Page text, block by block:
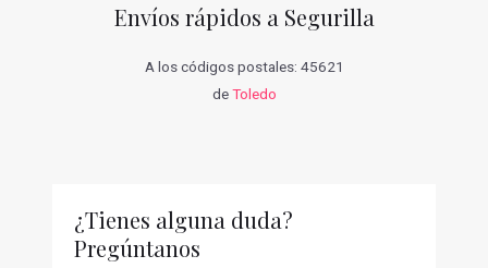
Envíos rápidos a Segurilla
A los códigos postales: 45621
deToledo
¿Tienes alguna duda?
Pregúntanos